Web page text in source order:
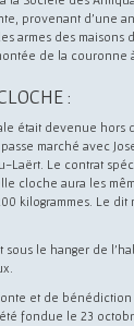
provenant d'une
armes des maisons
de la couronne
:
était devenue
marché avec
Laërt. Le contrat
cloche aura les
kilogrammes. Le
sous le hanger de
et de
fondue le 23